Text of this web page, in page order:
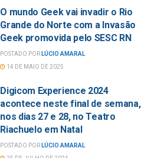
O mundo Geek vai invadir o Rio
Grande do Norte com a Invasão
Geek promovida pelo SESC RN
POSTADO POR LÚCIO AMARAL
14 DE MAIO DE 2025
Digicom Experience 2024
acontece neste final de semana,
nos dias 27 e 28, no Teatro
Riachuelo em Natal
POSTADO POR LÚCIO AMARAL